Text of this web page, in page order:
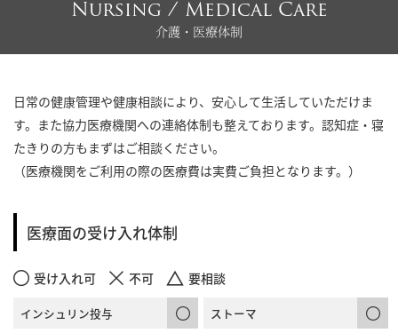
Nursing / Medical Care
介護・医療体制
日常の健康管理や健康相談により、安心して生活していただけま
す。また協力医療機関への連絡体制も整えております。認知症・寝
たきりの方もまずはご相談ください。
（医療機関をご利用の際の医療費は実費ご負担となります。）
医療面の受け入れ体制
受け入れ可 不可 要相談
インシュリン投与 ストーマ